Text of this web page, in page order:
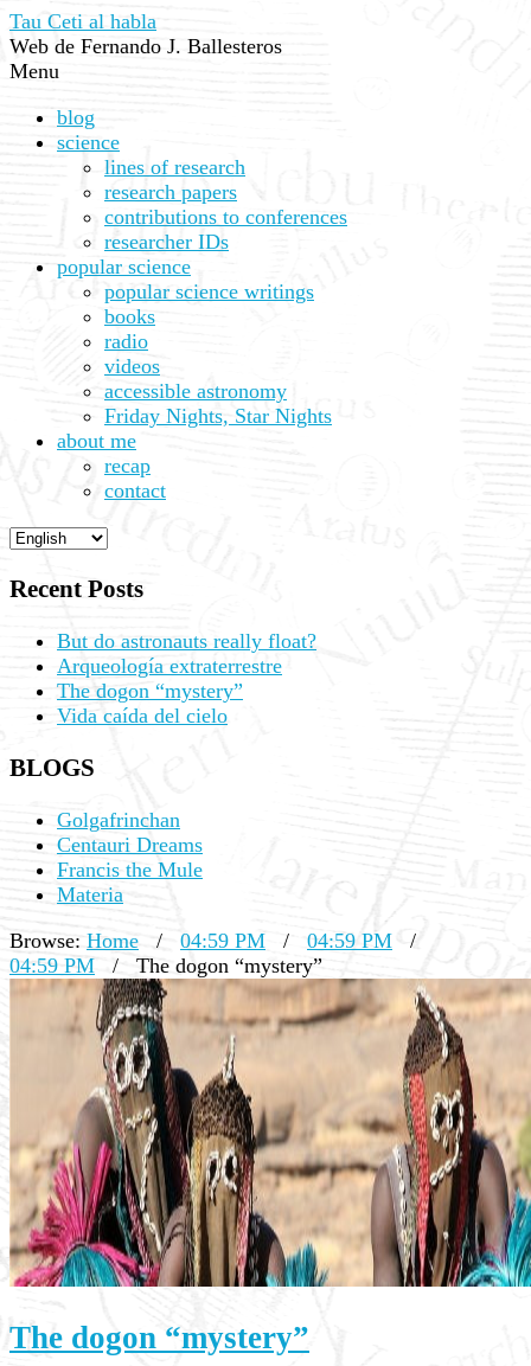
Tau Ceti al habla
Web de Fernando J. Ballesteros
Menu
blog
science
lines of research
research papers
contributions to conferences
researcher IDs
popular science
popular science writings
books
radio
videos
accessible astronomy
Friday Nights, Star Nights
about me
recap
contact
Recent Posts
But do astronauts really float?
Arqueología extraterrestre
The dogon “mystery”
Vida caída del cielo
BLOGS
Golgafrinchan
Centauri Dreams
Francis the Mule
Materia
Browse: Home / 04:59 PM / 04:59 PM
/
04:59 PM
/ The dogon “mystery”
The dogon “mystery”